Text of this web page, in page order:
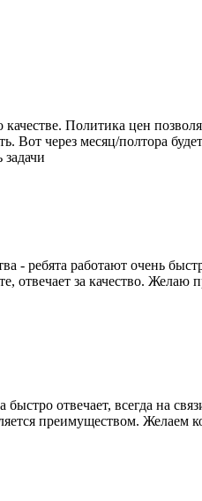
Политика цен
Вот через месяц/полтора
ребята работают очень
за качество. Желаю
отвечает, всегда на
преимуществом. Желаем